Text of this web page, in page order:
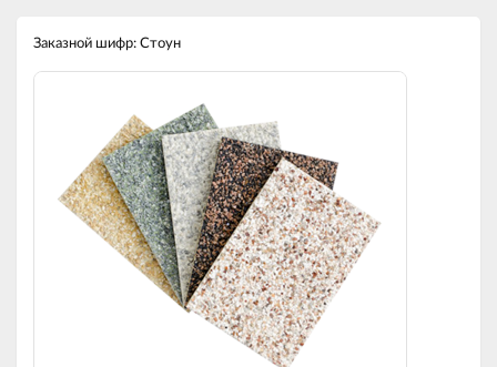
Заказной шифр: Стоун